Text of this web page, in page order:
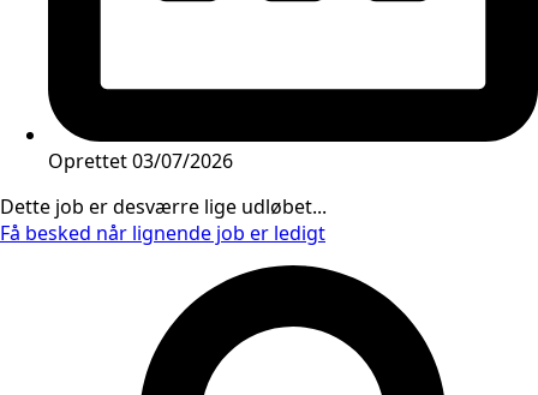
Oprettet03/07/2026
Dette job er desværre lige udløbet...
Få besked når lignende job er ledigt